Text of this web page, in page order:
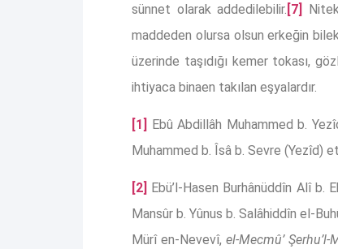
sünnet olarak addedilebilir. [7]
maddeden olursa olsun erkeğin
üzerinde taşıdığı kemer tokası,
ihtiyaca binaen takılan eşyalardır.
[1] Ebû Abdillâh Muhammed b.
Muhammed b. Îsâ b. Sevre (Yezîd)
[2] Ebü’l-Hasen Burhânüddîn Alî
Mansûr b. Yûnus b. Salâhiddîn el-
Mürî en-Nevevî,el-Mecmû’ Şerhu’l-